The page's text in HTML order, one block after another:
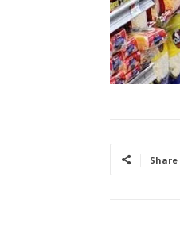
Share